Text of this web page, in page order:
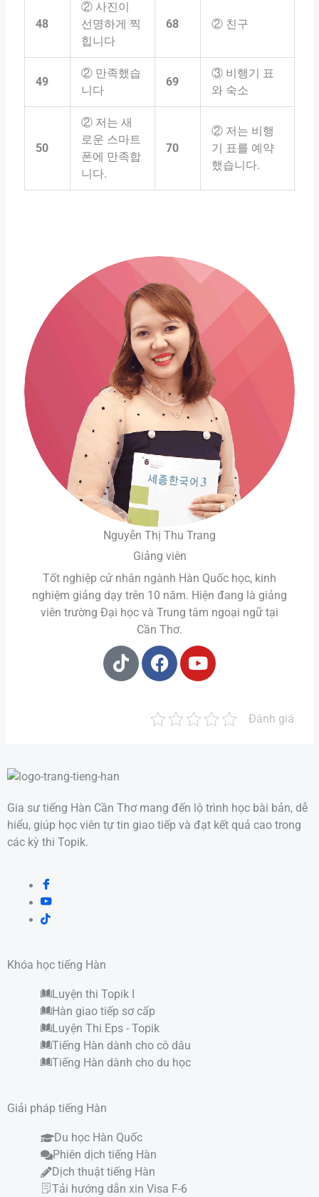
48
② 사진이
선명하게 찍
힙니다
68 ② 친구
49
② 만족했습
니다
69
③ 비행기 표
와 숙소
50
② 저는 새
로운 스마트
폰에 만족합
니다.
70
② 저는 비행
기 표를 예약
했습니다.
Nguyễn Thị Thu Trang
Giảng viên
Tốt nghiệp cử nhân ngành Hàn Quốc học, kinh
nghiệm giảng dạy trên 10 năm. Hiện đang là giảng
viên trường Đại học và Trung tâm ngoại ngữ tại
Cần Thơ.
Đánh giá
Gia sư tiếng Hàn Cần Thơ mang đến lộ trình học bài bản, dễ
hiểu, giúp học viên tự tin giao tiếp và đạt kết quả cao trong
các kỳ thi Topik.
Khóa học tiếng Hàn
Luyện thi Topik I
Hàn giao tiếp sơ cấp
Luyện Thi Eps - Topik
Tiếng Hàn dành cho cô dâu
Tiếng Hàn dành cho du học
Giải pháp tiếng Hàn
Du học Hàn Quốc
Phiên dịch tiếng Hàn
Dịch thuật tiếng Hàn
Tải hướng dẫn xin Visa F-6